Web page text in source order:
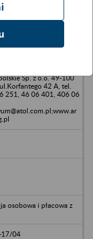
Rolne w
Sp. z o.o. 49-100
42 A, tel.
251, 46 06 401, 406 06
osobowa i płacowa z
17/04